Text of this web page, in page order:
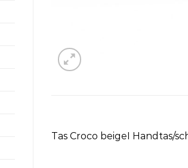
Tas Croco beigeI Handtas/